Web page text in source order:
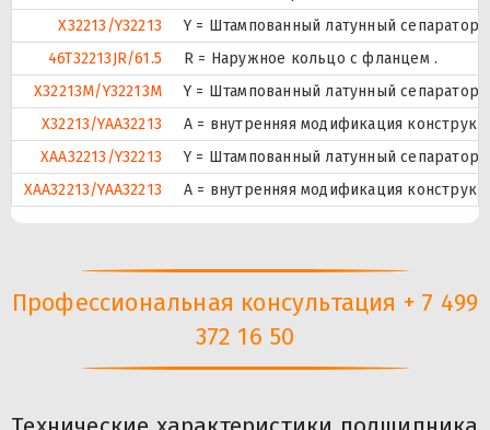
X32213/Y32213
Y = Штампованный латунный
46T32213JR/61.5
R = Наружное кольцо с фланцем .
X32213M/Y32213M
Y = Штампованный латунный
X32213/YAA32213
A = внутренняя модификация
XAA32213/Y32213
Y = Штампованный латунный
XAA32213/YAA32213
A = внутренняя модификация
Профессиональная консультация + 7 499
372 16 50